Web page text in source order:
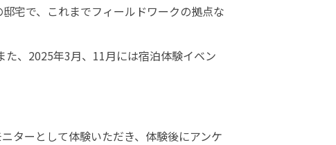
宅で、これまでフィールドワークの拠点な
、2025年3月、11月には宿泊体験イベン
ターとして体験いただき、体験後にアンケ